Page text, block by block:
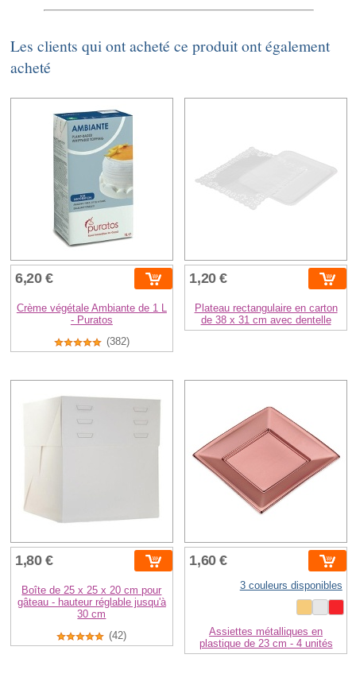
Les clients qui ont acheté ce produit ont également
acheté
6,20 €
Crème végétale Ambiante de 1 L
- Puratos
(382)
1,20 €
Plateau rectangulaire en carton
de 38 x 31 cm avec dentelle
1,80 €
Boîte de 25 x 25 x 20 cm pour
gâteau - hauteur réglable jusqu'à
30 cm
(42)
1,60 €
3 couleurs disponibles
Assiettes métalliques en
plastique de 23 cm - 4 unités